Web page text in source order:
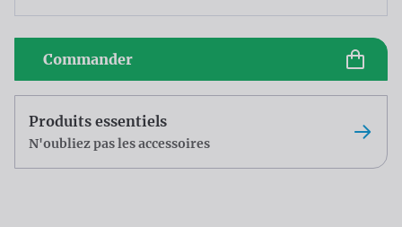
Commander
Produits essentiels
N'oubliez pas les accessoires